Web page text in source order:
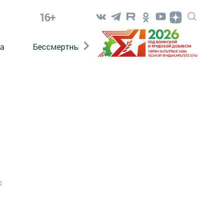
16+
Бессмертный полк. Кряшены